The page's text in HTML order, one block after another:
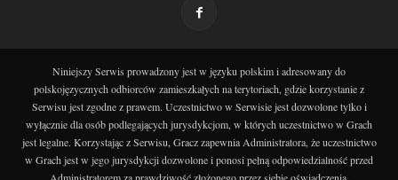
Niniejszy Serwis prowadzony jest w języku polskim i adresowany do
polskojęzycznych odbiorców zamieszkałych na terytoriach, gdzie korzystanie z
Serwisu jest zgodne z prawem. Uczestnictwo w Serwisie jest dozwolone tylko i
wyłącznie dla osób podlegających jurysdykcjom, w których uczestnictwo w Grach
jest legalne. Korzystając z Serwisu, Gracz zapewnia Administratora, że uczestnictwo
w Grach jest w jego jurysdykcji dozwolone i ponosi pełną odpowiedzialność przed